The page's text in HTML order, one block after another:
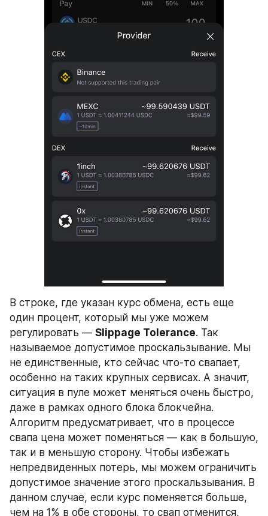
В строке, где указан курс обмена, есть еще
один процент, который мы уже можем
регулировать — Slippage Tolerance. Так
называемое допустимое проскальзывание. Мы
не единственные, кто сейчас что-то свапает,
особенно на таких крупных сервисах. А значит,
ситуация в пуле может меняться очень быстро,
даже в рамках одного блока блокчейна.
Алгоритм предусматривает, что в процессе
свапа цена может поменяться — как в большую,
так и в меньшую сторону. Чтобы избежать
непредвиденных потерь, мы можем ограничить
допустимое значение этого проскальзывания. В
данном случае, если курс поменяется больше,
чем на 1% в обе стороны, то свап отменится,